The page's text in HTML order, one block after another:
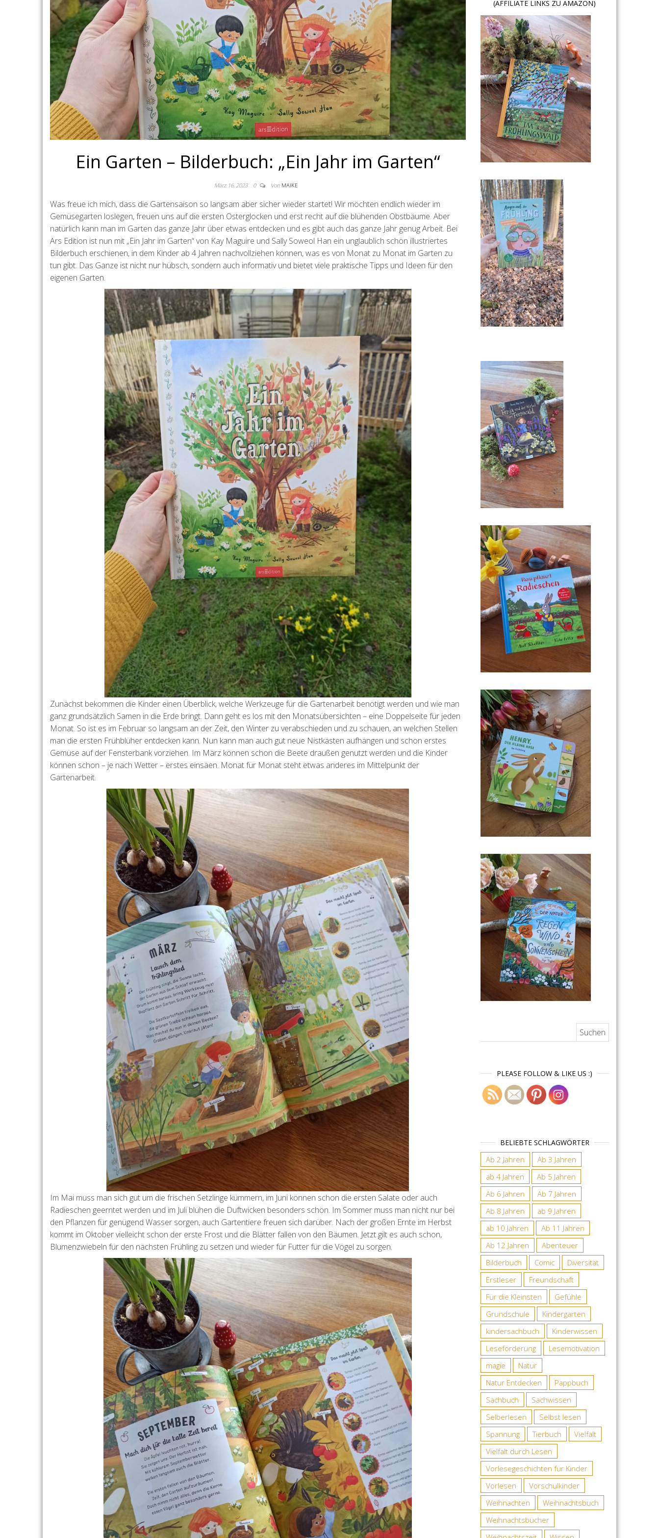
Ein Garten – Bilderbuch: „Ein Jahr im Garten“
März 16, 2023 0 Von MAIKE
Was freue ich mich, dass die Gartensaison so langsam aber sicher wieder startet! Wir möchten endlich wieder im
Gemüsegarten loslegen, freuen uns auf die ersten Osterglocken und erst recht auf die blühenden Obstbäume. Aber
natürlich kann man im Garten das ganze Jahr über etwas entdecken und es gibt auch das ganze Jahr genug Arbeit. Bei
Ars Edition ist nun mit „Ein Jahr im Garten“ von Kay Maguire und Sally Soweol Han ein unglaublich schön illustriertes
Bilderbuch erschienen, in dem Kinder ab 4 Jahren nachvollziehen können, was es von Monat zu Monat im Garten zu
tun gibt. Das Ganze ist nicht nur hübsch, sondern auch informativ und bietet viele praktische Tipps und Ideen für den
eigenen Garten.
Zunächst bekommen die Kinder einen Überblick, welche Werkzeuge für die Gartenarbeit benötigt werden und wie man
ganz grundsätzlich Samen in die Erde bringt. Dann geht es los mit den Monatsübersichten – eine Doppelseite für jeden
Monat. So ist es im Februar so langsam an der Zeit, den Winter zu verabschieden und zu schauen, an welchen Stellen
man die ersten Frühblüher entdecken kann. Nun kann man auch gut neue Nistkästen aufhängen und schon erstes
Gemüse auf der Fensterbank vorziehen. Im März können schon die Beete draußen genutzt werden und die Kinder
können schon – je nach Wetter – erstes einsäen. Monat für Monat steht etwas anderes im Mittelpunkt der
Gartenarbeit.
Im Mai muss man sich gut um die frischen Setzlinge kümmern, im Juni können schon die ersten Salate oder auch
Radieschen geerntet werden und im Juli blühen die Duftwicken besonders schön. Im Sommer muss man nicht nur bei
den Pflanzen für genügend Wasser sorgen, auch Gartentiere freuen sich darüber. Nach der großen Ernte im Herbst
kommt im Oktober vielleicht schon der erste Frost und die Blätter fallen von den Bäumen. Jetzt gilt es auch schon,
Blumenzwiebeln für den nächsten Frühling zu setzen und wieder für Futter für die Vögel zu sorgen.
(AFFILIATE LINKS ZU AMAZON)
PLEASE FOLLOW & LIKE US :)
BELIEBTE SCHLAGWÖRTER
Ab 2 Jahren
Ab 3 Jahren
ab 4 Jahren
Ab 5 Jahren
Ab 6 Jahren
Ab 7 Jahren
Ab 8 Jahren
ab 9 Jahren
ab 10 Jahren
Ab 11 Jahren
Ab 12 Jahren
Abenteuer
Bilderbuch
Comic
Diversität
Erstleser
Freundschaft
Für die Kleinsten
Gefühle
Grundschule
Kindergarten
kindersachbuch
Kinderwissen
Leseförderung
Lesemotivation
magie
Natur
Natur Entdecken
Pappbuch
Sachbuch
Sachwissen
Selberlesen
Selbst lesen
Spannung
Tierbuch
Vielfalt
Vielfalt durch Lesen
Vorlesegeschichten für Kinder
Vorlesen
Vorschulkinder
Weihnachten
Weihnachtsbuch
Weihnachtsbücher